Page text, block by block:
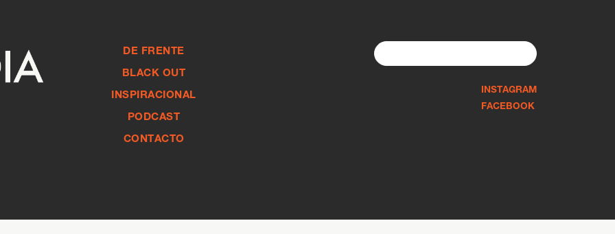
DE FRENTE
BLACK OUT
INSPIRACIONAL
PODCAST
CONTACTO
for:
INSTAGRAM
FACEBOOK